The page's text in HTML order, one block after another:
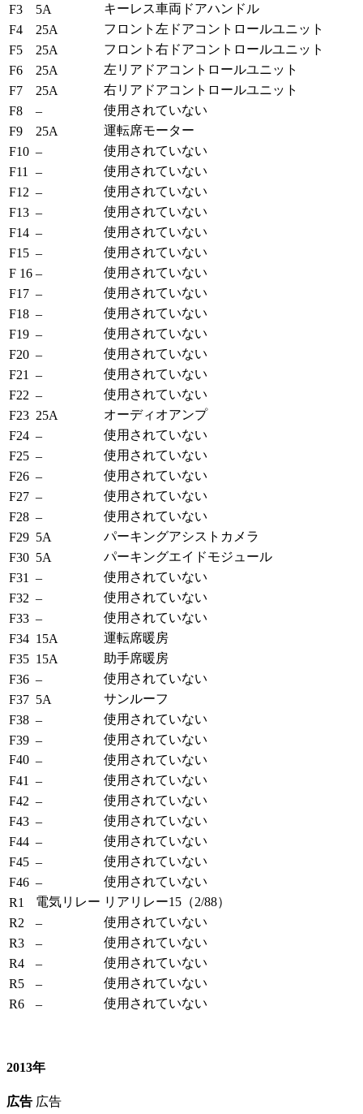
F3
5A
キーレス車両ドアハンドル
F4
25A
フロント左ドアコントロールユニット
F5
25A
フロント右ドアコントロールユニット
F6
25A
左リアドアコントロールユニット
F7
25A
右リアドアコントロールユニット
F8
–
使用されていない
F9
25A
運転席モーター
F10 –
使用されていない
F11
–
使用されていない
F12 –
使用されていない
F13 –
使用されていない
F14 –
使用されていない
F15 –
使用されていない
F 16 –
使用されていない
F17 –
使用されていない
F18 –
使用されていない
F19 –
使用されていない
F20 –
使用されていない
F21
–
使用されていない
F22 –
使用されていない
F23 25A
オーディオアンプ
F24 –
使用されていない
F25 –
使用されていない
F26 –
使用されていない
F27 –
使用されていない
F28 –
使用されていない
F29 5A
パーキングアシストカメラ
F30 5A
パーキングエイドモジュール
F31
–
使用されていない
F32 –
使用されていない
F33 –
使用されていない
F34 15A
運転席暖房
F35 15A
助手席暖房
F36 –
使用されていない
F37 5A
サンルーフ
F38 –
使用されていない
F39 –
使用されていない
F40 –
使用されていない
F41
–
使用されていない
F42 –
使用されていない
F43 –
使用されていない
F44 –
使用されていない
F45 –
使用されていない
F46 –
使用されていない
R1
電気リレー リアリレー15（2/88）
R2
–
使用されていない
R3
–
使用されていない
R4
–
使用されていない
R5
–
使用されていない
R6
– 使用されていない
2013年
広告 広告